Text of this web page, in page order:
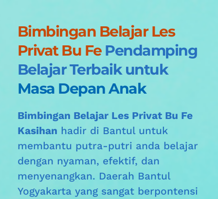
Bimbingan Belajar Les
Privat Bu Fe Pendamping
Belajar Terbaik untuk
Masa Depan Anak
Bimbingan Belajar Les Privat Bu Fe
Kasihan hadir di Bantul untuk
membantu putra-putri anda belajar
dengan nyaman, efektif, dan
menyenangkan. Daerah Bantul
Yogyakarta yang sangat berpontensi